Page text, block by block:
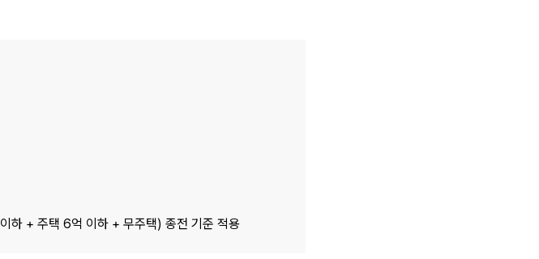
하 + 주택 6억 이하 + 무주택) 종전 기준 적용